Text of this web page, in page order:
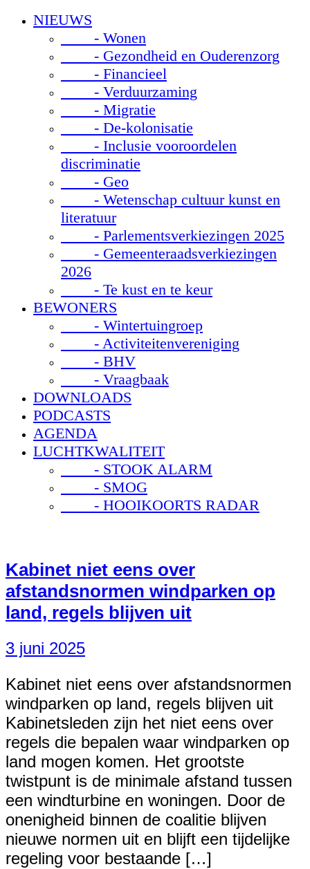
NIEUWS
- Wonen
- Gezondheid en Ouderenzorg
- Financieel
- Verduurzaming
- Migratie
- De-kolonisatie
- Inclusie vooroordelen
discriminatie
- Geo
- Wetenschap cultuur kunst en
literatuur
- Parlementsverkiezingen 2025
- Gemeenteraadsverkiezingen
2026
- Te kust en te keur
BEWONERS
- Wintertuingroep
- Activiteitenvereniging
- BHV
- Vraagbaak
DOWNLOADS
PODCASTS
AGENDA
LUCHTKWALITEIT
- STOOK ALARM
- SMOG
- HOOIKOORTS RADAR
Kabinet niet eens over
afstandsnormen windparken op
land, regels blijven uit
3 juni 2025
Kabinet niet eens over afstandsnormen
windparken op land, regels blijven uit
Kabinetsleden zijn het niet eens over
regels die bepalen waar windparken op
land mogen komen. Het grootste
twistpunt is de minimale afstand tussen
een windturbine en woningen. Door de
onenigheid binnen de coalitie blijven
nieuwe normen uit en blijft een tijdelijke
regeling voor bestaande […]